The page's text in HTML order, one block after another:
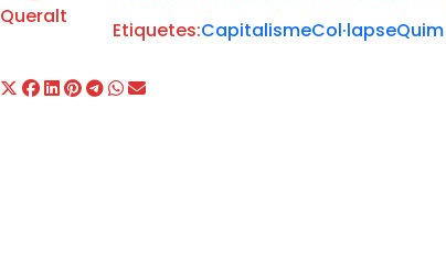
Etiquetes:CapitalismeCol·lapse